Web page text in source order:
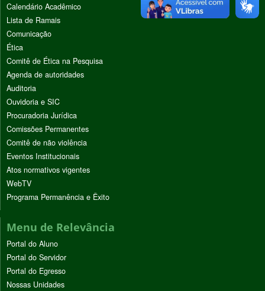
Calendário Acadêmico
Lista de Ramais
Comunicação
Ética
Comitê de Ética na Pesquisa
Agenda de autoridades
Auditoria
Ouvidoria e SIC
Procuradoria Jurídica
Comissões Permanentes
Comitê de não violência
Eventos Institucionais
Atos normativos vigentes
WebTV
Programa Permanência e Êxito
Menu de Relevância
Portal do Aluno
Portal do Servidor
Portal do Egresso
Nossas Unidades